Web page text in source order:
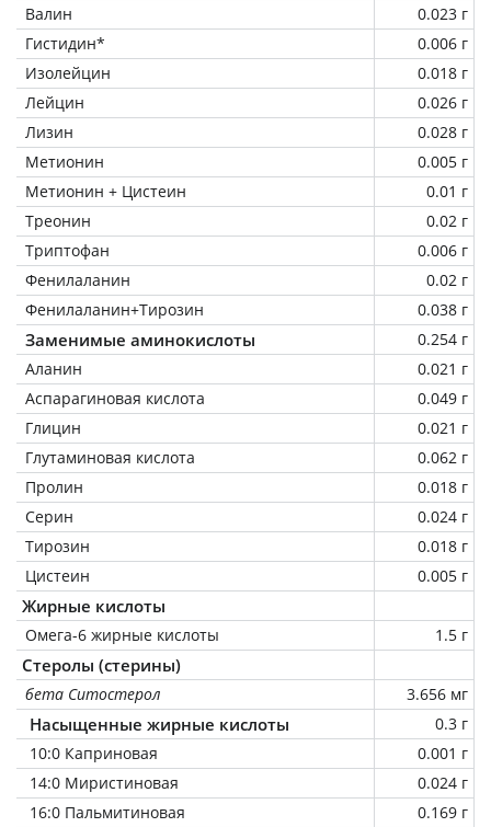
Валин
0.023 г
Гистидин*
0.006 г
Изолейцин
0.018 г
Лейцин
0.026 г
Лизин
0.028 г
Метионин
0.005 г
Метионин + Цистеин
0.01 г
Треонин
0.02 г
Триптофан
0.006 г
Фенилаланин
0.02 г
Фенилаланин+Тирозин
0.038 г
Заменимые аминокислоты
0.254 г
Аланин
0.021 г
Аспарагиновая кислота
0.049 г
Глицин
0.021 г
Глутаминовая кислота
0.062 г
Пролин
0.018 г
Серин
0.024 г
Тирозин
0.018 г
Цистеин
0.005 г
Жирные кислоты
Омега-6 жирные кислоты 1.5 г
Стеролы (стерины)
бета Ситостерол 3.656 мг
Насыщенные жирные кислоты
0.3 г
10:0 Каприновая
0.001 г
14:0 Миристиновая
0.024 г
16:0 Пальмитиновая
0.169 г